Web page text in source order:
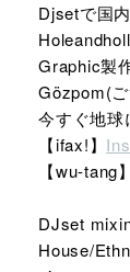
Djsetで国
Graphic製
Gözpom(
今すぐ地
【ifax!】
【wu-tang】
DJset
House/